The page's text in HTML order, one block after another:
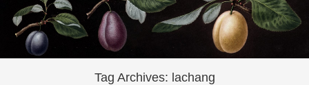
Tag Archives: lachang